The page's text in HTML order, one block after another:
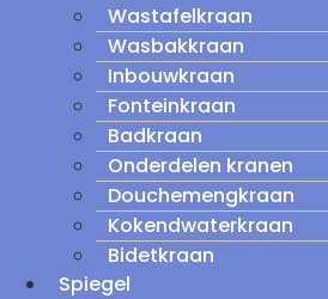
Wastafelkraan
Wasbakkraan
Inbouwkraan
Fonteinkraan
Badkraan
Onderdelen kranen
Douchemengkraan
Kokendwaterkraan
Bidetkraan
Spiegel